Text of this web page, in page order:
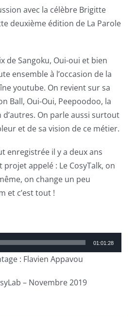
avec la célèbre Brigitte
deuxième édition de La Parole
de Sangoku, Oui-oui et bien
ensemble à l’occasion de la
youtube. On revient sur sa
Ball, Oui-Oui, Peepoodoo, la
On parle aussi surtout
et de sa vision de ce métier.
enregistrée il y a deux ans
appelé : Le CosyTalk, on
on change un peu
et c’est tout !
01:01:28
: Flavien Appavou
– Novembre 2019